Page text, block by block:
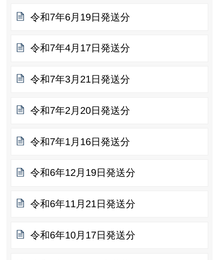
令和7年6月19日発送分
令和7年4月17日発送分
令和7年3月21日発送分
令和7年2月20日発送分
令和7年1月16日発送分
令和6年12月19日発送分
令和6年11月21日発送分
令和6年10月17日発送分